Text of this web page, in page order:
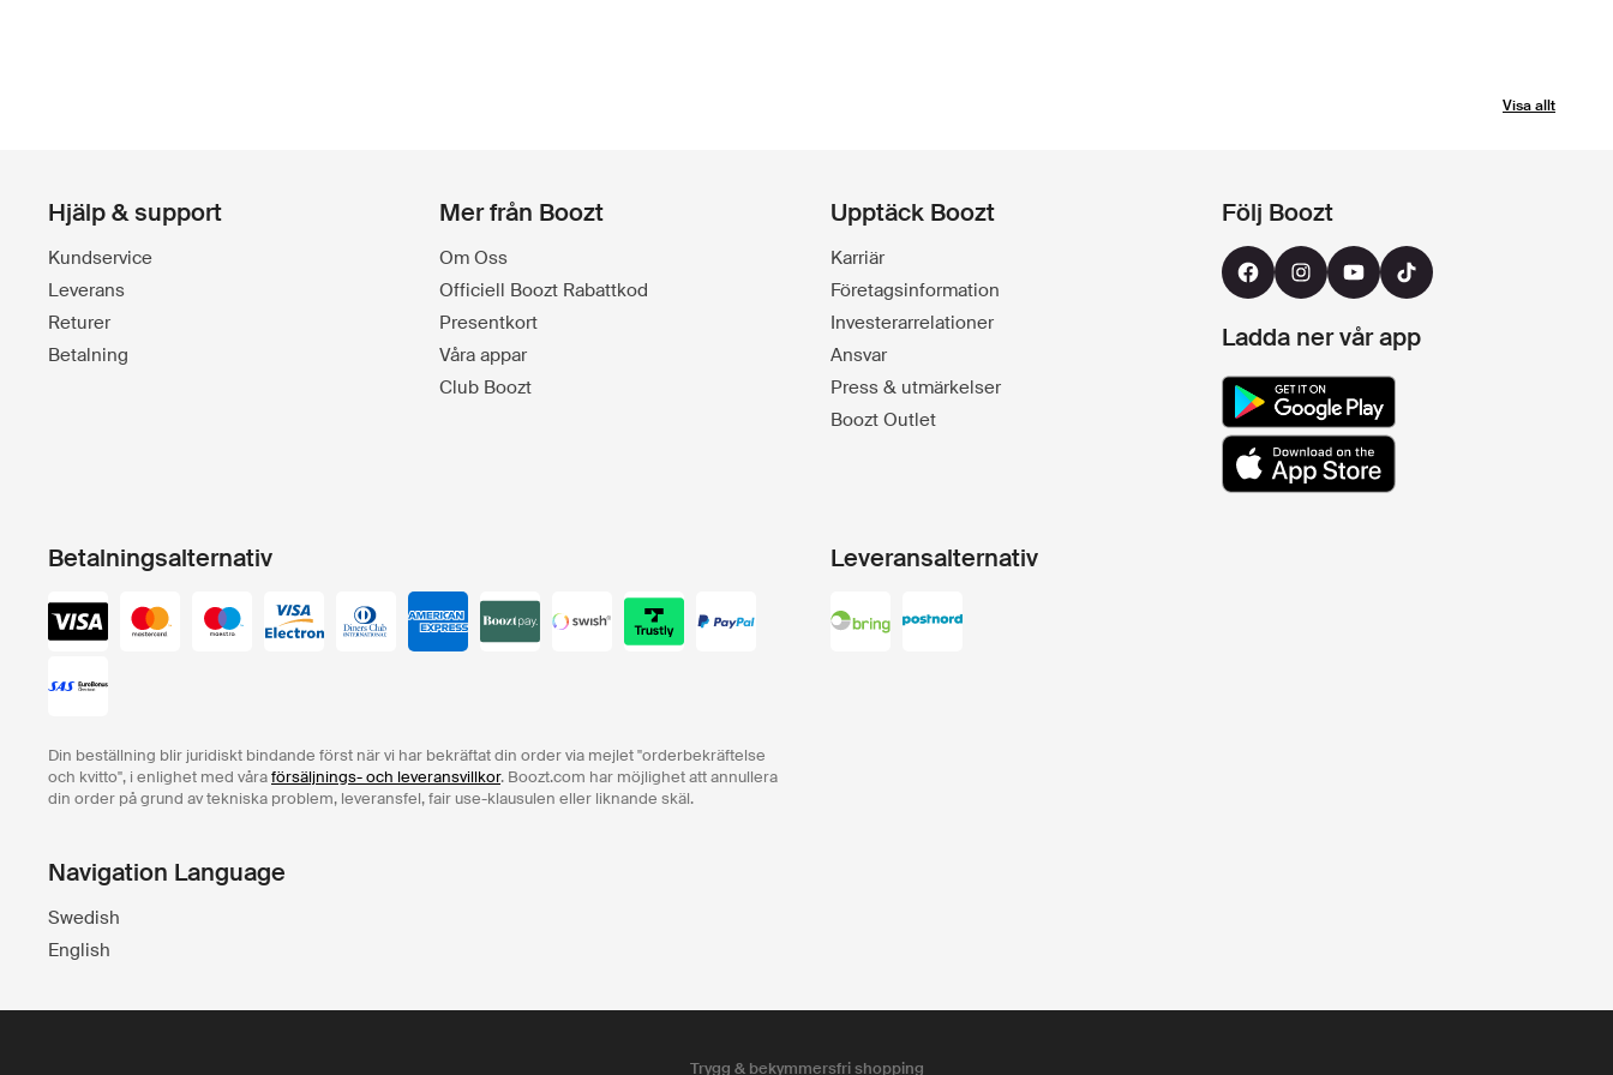
Visa allt
Hjälp & support
Kundservice
Leverans
Returer
Betalning
Mer från Boozt
Om Oss
Officiell Boozt Rabattkod
Presentkort
Våra appar
Club Boozt
Upptäck Boozt
Karriär
Företagsinformation
Investerarrelationer
Ansvar
Press & utmärkelser
Boozt Outlet
Följ Boozt
Ladda ner vår app
Betalningsalternativ
Din beställning blir juridiskt bindande först när vi har bekräftat din order via mejlet "orderbekräftelse
och kvitto", i enlighet med våraförsäljnings- och leveransvillkor. Boozt.com har möjlighet att annullera
din order på grund av tekniska problem, leveransfel, fair use-klausulen eller liknande skäl.
Leveransalternativ
Navigation Language
Swedish
English
Trygg & bekymmersfri shopping